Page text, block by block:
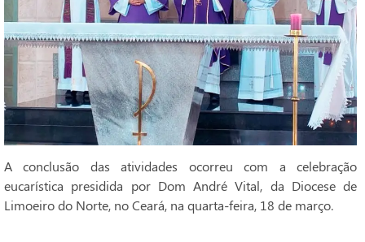
A conclusão das atividades ocorreu com a celebração
eucarística presidida por Dom André Vital, da Diocese de
Limoeiro do Norte, no Ceará, na quarta-feira, 18 de março.